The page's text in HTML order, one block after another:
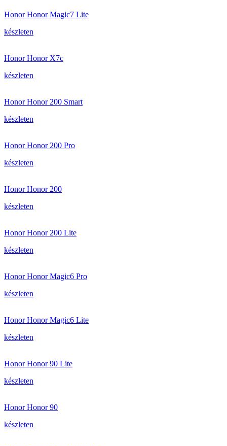
Honor Honor Magic7 Lite
készleten
Honor Honor X7c
készleten
Honor Honor 200 Smart
készleten
Honor Honor 200 Pro
készleten
Honor Honor 200
készleten
Honor Honor 200 Lite
készleten
Honor Honor Magic6 Pro
készleten
Honor Honor Magic6 Lite
készleten
Honor Honor 90 Lite
készleten
Honor Honor 90
készleten